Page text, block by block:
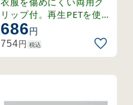
リップ付。再生PETを使用
したハードタイプ名札。
686円
754円 税込